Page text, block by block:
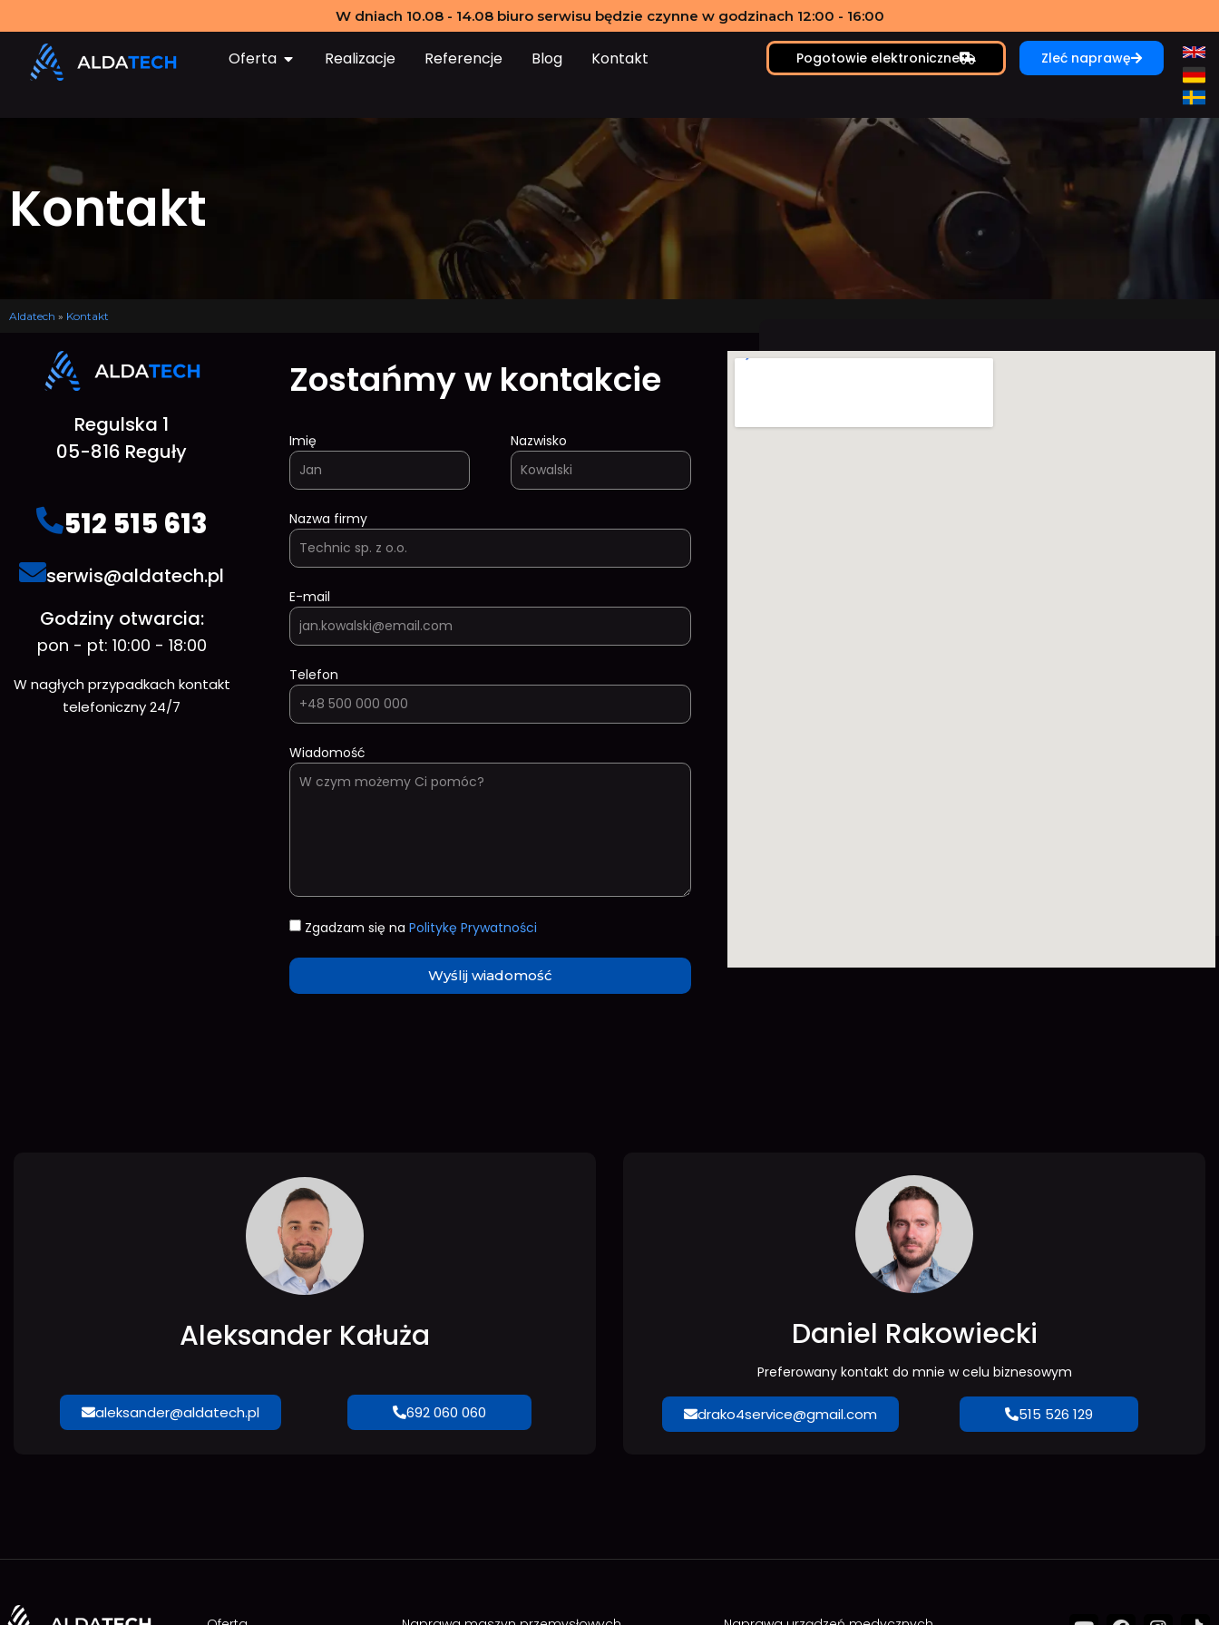
W dniach 10.08 - 14.08 biuro serwisu będzie czynne w godzinach 12:00 - 16:00
Oferta Realizacje Referencje Blog Kontakt Pogotowie elektroniczne Zleć naprawę
Kontakt
Aldatech » Kontakt
Regulska 1
05-816 Reguły
512 515 613
serwis@aldatech.pl
Godziny otwarcia:
pon - pt: 10:00 - 18:00
W nagłych przypadkach kontakt
telefoniczny 24/7
Zostańmy w kontakcie
Imię Nazwisko
Nazwa firmy
E-mail
Telefon
Wiadomość
Zgadzam się na Politykę Prywatności
Wyślij wiadomość
Aleksander Kałuża
aleksander@aldatech.pl 692 060 060
Daniel Rakowiecki
Preferowany kontakt do mnie w celu biznesowym
drako4service@gmail.com 515 526 129